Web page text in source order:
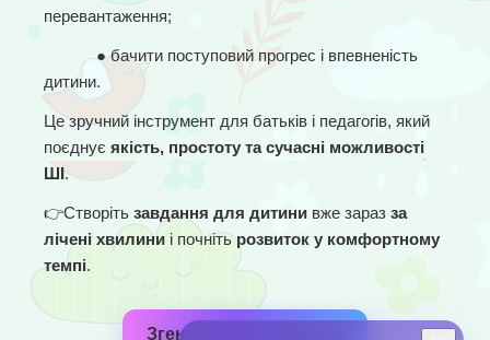
перевантаження;
● бачити поступовий прогрес і впевненість
дитини.
Це зручний інструмент для батьків і педагогів, який
поєднує якість, простоту та сучасні можливості
ШІ.
👉Створіть завдання для дитини вже зараз за
лічені хвилини і почніть розвиток у комфортному
темпі.
Згенерувати завдання